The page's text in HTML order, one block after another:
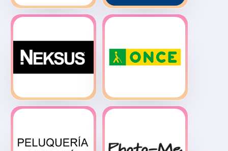
Hipermercado
Carrefour
Mister Minit
Neksus Once